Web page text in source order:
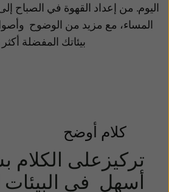
Norge
Österreich
日本
اليوم. من إعداد القهوة في
المساء، مع مزيد من الوضوح
بيئاتك المفضلة أكثر
كلام أوضح
تركيزعلى الكلام
أسهل في البيئات